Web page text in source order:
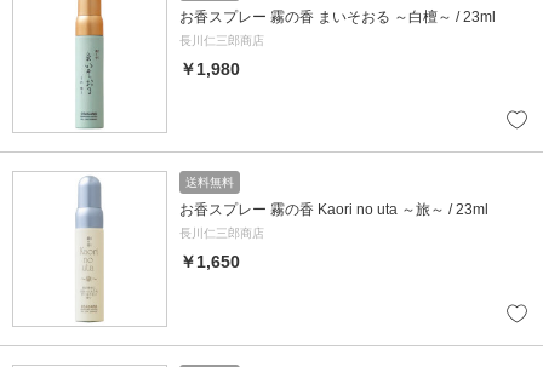
お香スプレー 霧の香 まいそおる ～白檀～ / 23ml
長川仁三郎商店
￥1,980
送料無料
お香スプレー 霧の香 Kaori no uta ～旅～ / 23ml
長川仁三郎商店
￥1,650